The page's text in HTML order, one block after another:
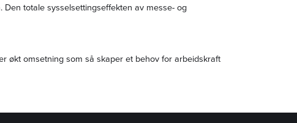
totale sysselsettingseffekten av messe- og
økt omsetning som så skaper et behov for arbeidskraft